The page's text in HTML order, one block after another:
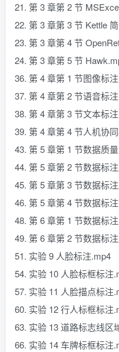
21. 第 3 章第 2 节
22. 第 3 章第 3 节 Kettle
23. 第 3 章第 4 节
24. 第 3 章第 5 节
36. 第 4 章第 1 节图像标
37. 第 4 章第 2 节语音标
38. 第 4 章第 3 节文本标
39. 第 4 章第 4 节人机协
43. 第 5 章第 1 节数据质
44. 第 5 章第 2 节数据标
45. 第 5 章第 3 节数据标
46. 第 5 章第 4 节数据标
48. 第 6 章第 1 节数据标
49. 第 6 章第 2 节数据标
51. 实验 9 人脸标注.mp4
54. 实验 10 人脸标框标注
57. 实验 11 人脸描点标注
60. 实验 12 行人标框标注
63. 实验 13 道路标志线区
66. 实验 14 车牌标框标注